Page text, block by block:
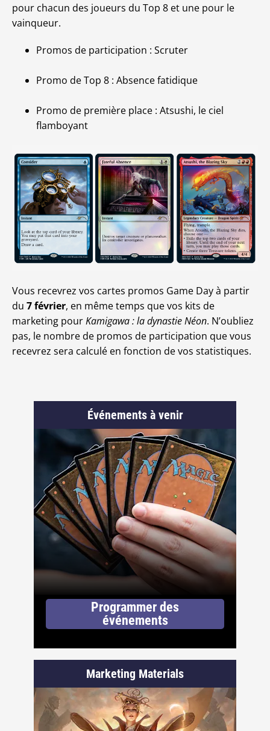
pour chacun des joueurs du Top 8 et une pour le
vainqueur.
Promos de participation : Scruter
Promo de Top 8 : Absence fatidique
Promo de première place : Atsushi, le ciel
flamboyant
Vous recevrez vos cartes promos Game Day à partir
du 7 février, en même temps que vos kits de
marketing pourKamigawa : la dynastie Néon. N’oubliez
pas, le nombre de promos de participation que vous
recevrez sera calculé en fonction de vos statistiques.
Événements à venir
Programmer des
événements
Marketing Materials